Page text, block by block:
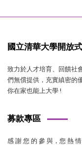
國立清華大學開放
致力於人才培育、回饋社
們無償提供，充實縝密的
你在家也能上大學 !
募款專區
感 謝 您 的 參 與，您 熱